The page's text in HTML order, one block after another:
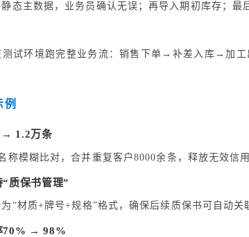
态主数据，业务员确认无误；再导入期初库存；最
测试环境跑完整业务流：销售下单→补差入库→加
例
→ 1.2万条
称模糊比对，合并重复客户8000余条，释放无效信
质保书管理”
“材质+牌号+规格”格式，确保后续质保书可自动关
70% → 98%